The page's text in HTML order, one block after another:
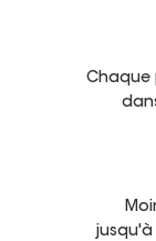
Chaque
jusqu'à